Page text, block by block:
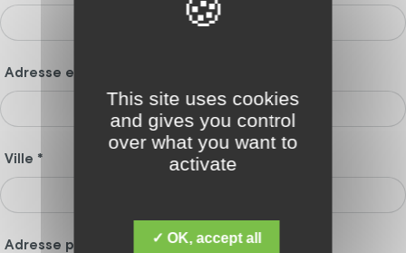
Adresse email *
Ville * Code postal *
Adresse postale *
This site uses cookies
and gives you control
over what you want to
activate
✓ OK, accept all